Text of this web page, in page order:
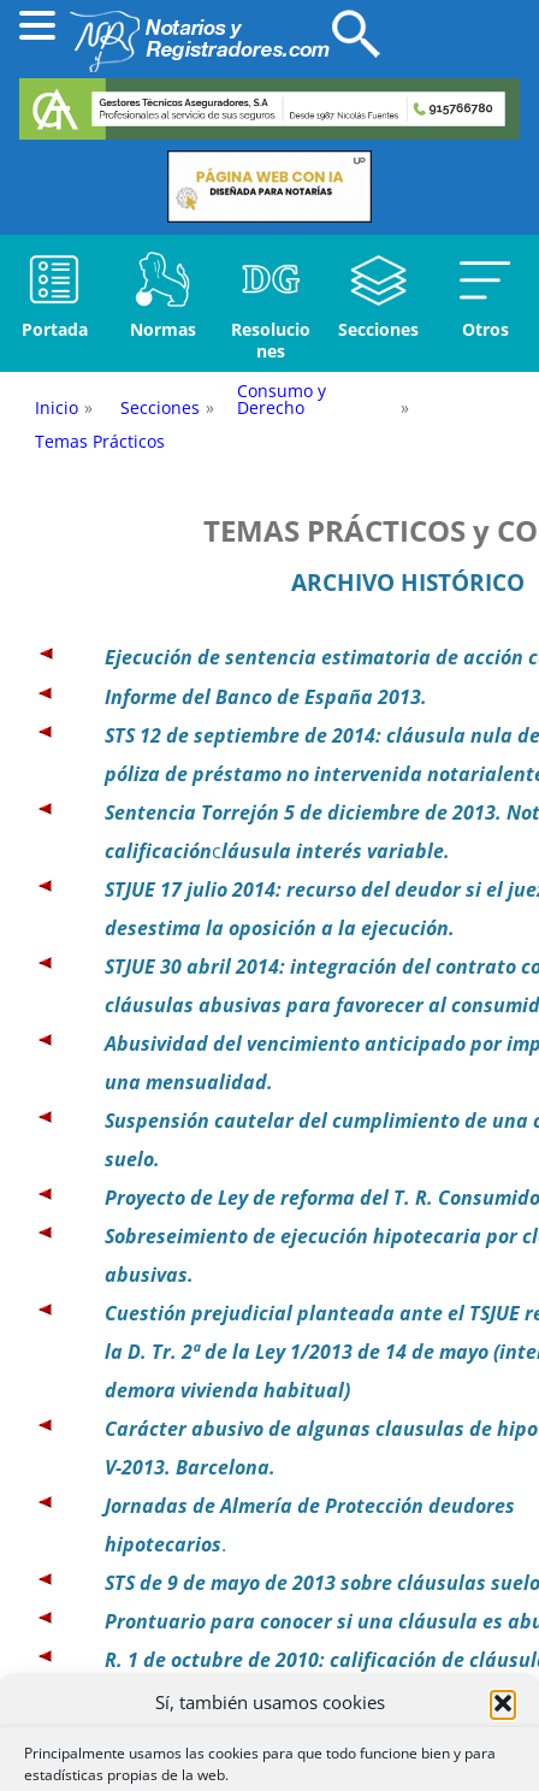
Sí, también usamos cookies
Principalmente usamos las cookies para que todo funcione bien y para
estadísticas propias de la web.
Portada Normas
Resolucio
nes
Secciones Otros
Inicio » Secciones »
Consumo y
Derecho
»
Temas Prácticos
TEMAS PRÁCTICOS y
ARCHIVO HISTÓRICO
Ejecución de sentencia estimatoria de acción
Informe del Banco de España 2013.
STS 12 de septiembre de 2014: cláusula nula
póliza de préstamo no intervenida
Sentencia Torrejón 5 de diciembre de 2013.
calificacióncláusula interés variable.
STJUE 17 julio 2014: recurso del deudor si el
desestima la oposición a la ejecución.
STJUE 30 abril 2014: integración del contrato
cláusulas abusivas para favorecer al
Abusividad del vencimiento anticipado por
una mensualidad.
Suspensión cautelar del cumplimiento de una
suelo.
Proyecto de Ley de reforma del T. R.
Sobreseimiento de ejecución hipotecaria por
abusivas.
Cuestión prejudicial planteada ante el TSJUE
la D. Tr. 2ª de la Ley 1/2013 de 14 de mayo
demora vivienda habitual)
Carácter abusivo de algunas clausulas de
V-2013. Barcelona.
Jornadas de Almería de Protección deudores
hipotecarios.
STS de 9 de mayo de 2013 sobre cláusulas
Prontuario para conocer si una cláusula es
R. 1 de octubre de 2010: calificación de
abusivas y nulas en hipotecas
TSJUE: Posibles cláusulas abusivas en el